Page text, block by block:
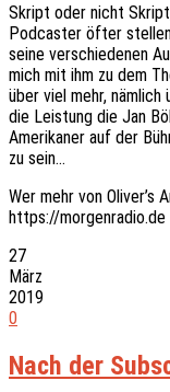
Skript oder nicht
Podcaster öfter
seine verschiedenen
mich mit ihm zu dem
über viel mehr,
die Leistung die Jan
Amerikaner auf der
zu sein…
Wer mehr von Oliver’s
https://morgenradio.de
27
März
2019
0
Nach der